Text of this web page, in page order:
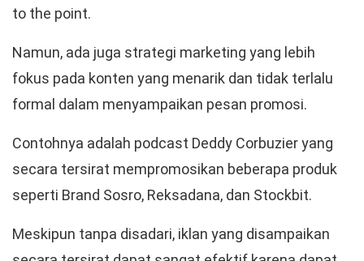
to the point.
Namun, ada juga strategi marketing yang lebih
fokus pada konten yang menarik dan tidak terlalu
formal dalam menyampaikan pesan promosi.
Contohnya adalah podcast Deddy Corbuzier yang
secara tersirat mempromosikan beberapa produk
seperti Brand Sosro, Reksadana, dan Stockbit.
Meskipun tanpa disadari, iklan yang disampaikan